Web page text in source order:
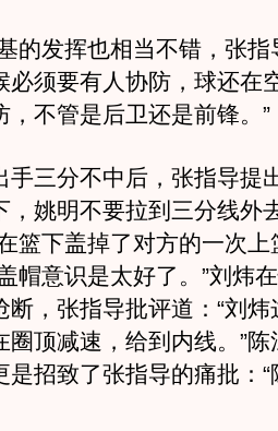
的发挥也相当不错，张指
必须要有人协防，球还在
，不管是后卫还是前锋。”
三分不中后，张指导提
，姚明不要拉到三分线外
篮下盖掉了对方的一次
帽意识是太好了。”刘炜
断，张指导批评道：“刘
圈顶减速，给到内线。”
是招致了张指导的痛批：